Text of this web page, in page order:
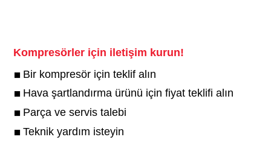
Kompresörler için iletişim kurun!
Bir kompresör için teklif alın
Hava şartlandırma ürünü için fiyat teklifi alın
Parça ve servis talebi
Teknik yardım isteyin